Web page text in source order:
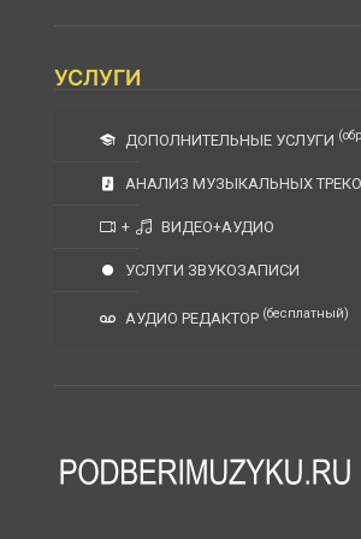
УСЛУГИ
ДОПОЛНИТЕЛЬНЫЕ УСЛУГИ
АНАЛИЗ МУЗЫКАЛЬНЫХ
+ ВИДЕО+АУДИО
УСЛУГИ ЗВУКОЗАПИСИ
АУДИО РЕДАКТОР (бесплатный)